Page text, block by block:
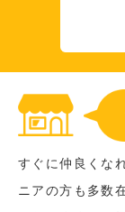
すぐに仲良くな
ニアの方も多数